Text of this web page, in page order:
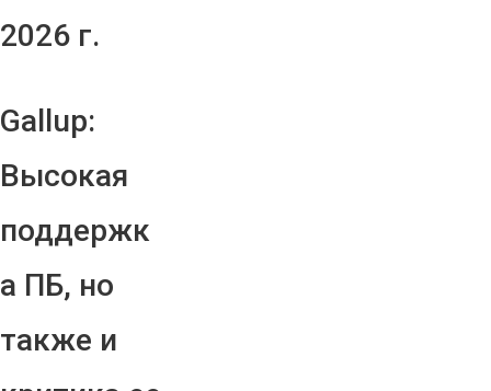
2026 г.
Gallup:
Высокая
поддержк
а ПБ, но
также и